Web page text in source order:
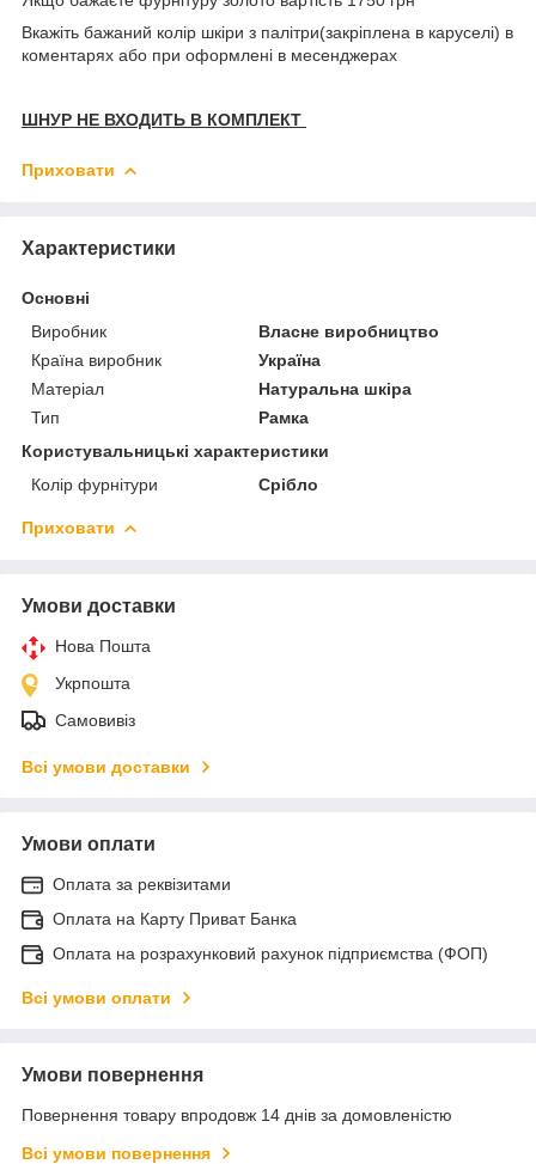
Вкажіть бажаний колір шкіри з палітри(закріплена в каруселі) в
коментарях або при оформлені в месенджерах
ШНУР НЕ ВХОДИТЬ В КОМПЛЕКТ
Приховати
Характеристики
Основні
Виробник
Власне виробництво
Країна виробник
Україна
Матеріал
Натуральна шкіра
Тип
Рамка
Користувальницькі характеристики
Колір фурнітури
Срібло
Приховати
Умови доставки
Нова Пошта
Укрпошта
Самовивіз
Всі умови доставки
Умови оплати
Оплата за реквізитами
Оплата на Карту Приват Банка
Оплата на розрахунковий рахунок підприємства (ФОП)
Всі умови оплати
Умови повернення
Повернення товару впродовж 14 днів за домовленістю
Всі умови повернення